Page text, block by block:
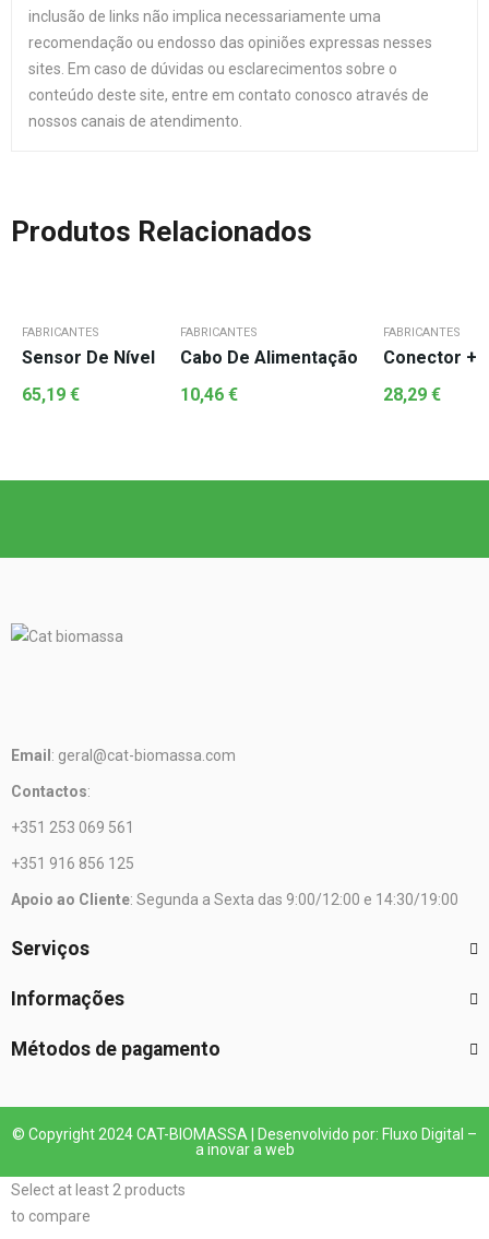
inclusão de links não implica necessariamente uma
recomendação ou endosso das opiniões expressas nesses
sites. Em caso de dúvidas ou esclarecimentos sobre o
conteúdo deste site, entre em contato conosco através de
nossos canais de atendimento.
Produtos Relacionados
FABRICANTES
Sensor De Nível
65,19 €
FABRICANTES
Cabo De Alimentação
10,46 €
FABRICANTES
Conector +
28,29 €
Email : geral@cat-biomassa.com
Contactos:
+351 253 069 561
+351 916 856 125
Apoio ao Cliente: Segunda a Sexta das 9:00/12:00 e 14:30/19:00
Serviços
Informações
Métodos de pagamento
© Copyright 2024 CAT-BIOMASSA | Desenvolvido por: Fluxo Digital –
a inovar a web
Select at least 2 products
to compare